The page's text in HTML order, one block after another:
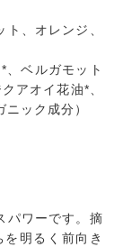
、オレンジ、
ベルガモット
アオイ花油*、
ック成分）
パワーです。摘
明るく前向き